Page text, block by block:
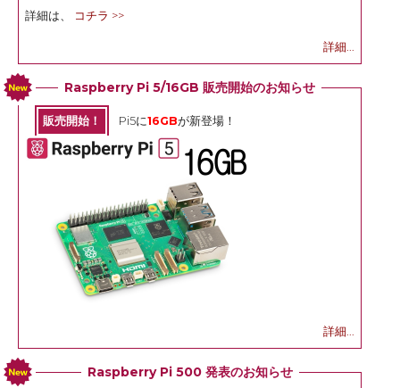
詳細は、 コチラ >>
詳細...
Raspberry Pi 5/16GB 販売開始のお知らせ
販売開始！ Pi5に16GBが新登場！
詳細...
Raspberry Pi 500 発表のお知らせ